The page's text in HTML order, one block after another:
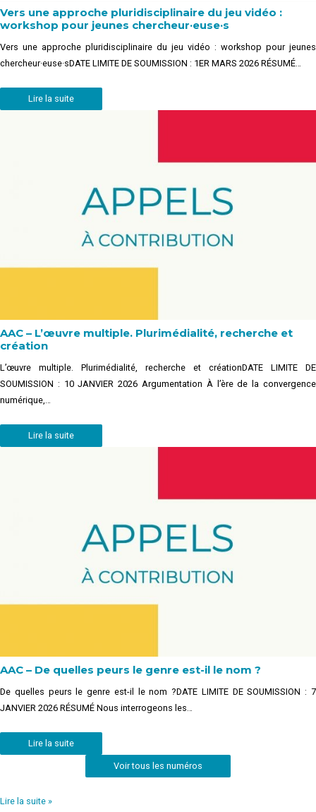
Vers une approche pluridisciplinaire du jeu vidéo :
workshop pour jeunes chercheur·euse·s
Vers une approche pluridisciplinaire du jeu vidéo : workshop pour jeunes
chercheur·euse·sDATE LIMITE DE SOUMISSION : 1ER MARS 2026 RÉSUMÉ…
Lire la suite
AAC – L’œuvre multiple. Plurimédialité, recherche et
création
L’œuvre multiple. Plurimédialité, recherche et créationDATE LIMITE DE
SOUMISSION : 10 JANVIER 2026 Argumentation À l’ère de la convergence
numérique,…
Lire la suite
AAC – De quelles peurs le genre est-il le nom ?
De quelles peurs le genre est-il le nom ?DATE LIMITE DE SOUMISSION : 7
JANVIER 2026 RÉSUMÉ Nous interrogeons les…
Lire la suite
Voir tous les numéros
Lire la suite »